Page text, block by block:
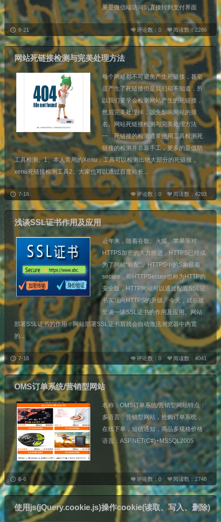
果是微信端访问则直接转到支付界面
阅读数：2286
评论数：0
8-21
网站死链接检测与完美处理方法
每个网站都不可避免产生死链接，甚至
是产生了死链接但是我们却不知道，所
以我们要学会检测网站产生的死链接，
然后完美处理掉，以免影响网站的排
名。网站死链接检测与完美处理方法
一、死链接的检测通常使用工具检测死
链接的检测并非靠手工，更多的是借助
工具检测。1、本人常用的Xenu，工具可以检测出绝大部分的死链接，
xenu死链接检测工具2、大家也可以通过百度站长...
阅读数：4293
评论数：0
7-16
浅谈SSL证书作用及应用
近年来，随着谷歌、火狐、苹果等对
HTTPS加密的大力推进，HTTPS已经成
为了网站“标配”。HTTPS中的S象征着
secure，即HTTPSecure也称为HTTP的
安全版，HTTP网站可以通过配置SSL证
书实现向HTTPS的升级。今天，就在这
里谈一谈SSL证书的作用及应用。网站
部署SSL证书的作用：网站部署SSL证书后就会自动激活浏览器中内置
的...
阅读数：4041
评论数：0
7-16
OMS订单系统/营销型网站
名称：OMS订单系统/营销型网站特点：
多语言，营销型网站，抢购订单系统，
在线下单，短信通知，商品多规格价格
语言：ASP.NET(C#)+MSSQL2005
阅读数：2748
评论数：0
6-6
使用js(jQuery.cookie.js)操作cookie(读取、写入、删除)